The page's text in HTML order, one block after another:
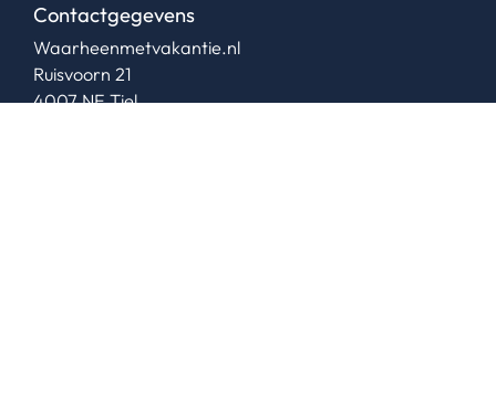
Contactgegevens
Waarheenmetvakantie.nl
Ruisvoorn 21
4007 NE Tiel